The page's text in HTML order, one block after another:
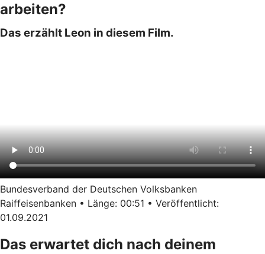
arbeiten?
Das erzählt Leon in diesem Film.
Bundesverband der Deutschen Volksbanken
Raiffeisenbanken • Länge: 00:51 • Veröffentlicht:
01.09.2021
Das erwartet dich nach deinem